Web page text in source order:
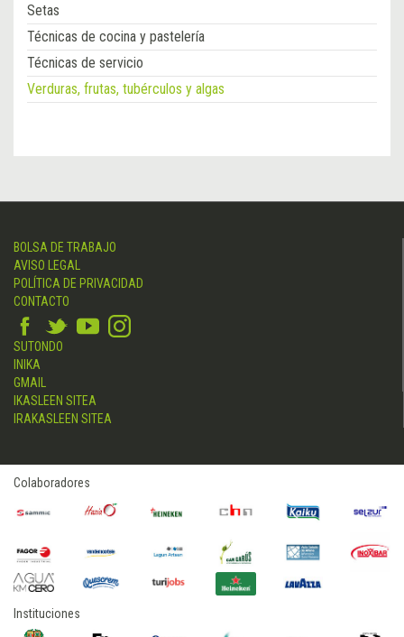
Setas
Técnicas de cocina y pastelería
Técnicas de servicio
Verduras, frutas, tubérculos y algas
BOLSA DE TRABAJO
AVISO LEGAL
POLÍTICA DE PRIVACIDAD
CONTACTO
SUTONDO
INIKA
GMAIL
IKASLEEN SITEA
IRAKASLEEN SITEA
Colaboradores
Instituciones